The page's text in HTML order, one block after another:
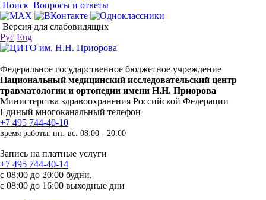
Поиск Вопросы и ответы
Версия для слабовидящих
Рус Eng
Федеральное государственное бюджетное учреждение
Национальный медицинский исследовательский центр
травматологии и ортопедии имени Н.Н. Приорова
Министерства здравоохранения Российской Федерации
Единый многоканальный телефон
+7 495 744-40-10
время работы: пн.-вс. 08:00 - 20:00
Запись на платные услуги
+7 495 744-40-14
с 08:00 до 20:00 будни,
с 08:00 до 16:00 выходные дни